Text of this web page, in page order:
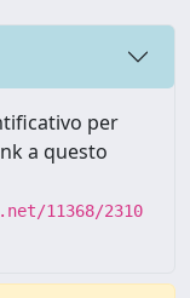
per
a questo
11368/2310